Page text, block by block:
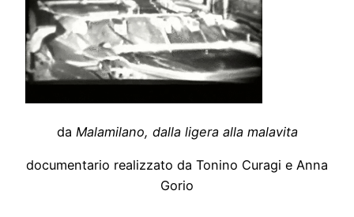
da Malamilano, dalla ligera alla malavita
documentario realizzato da Tonino Curagi e Anna
Gorio